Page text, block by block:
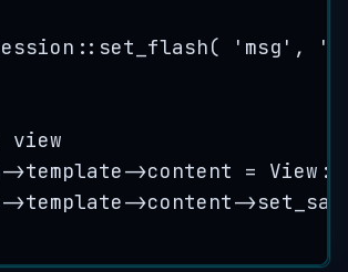
:: set_flash( ' msg ' , '
>template->content = View ::
>template->content->